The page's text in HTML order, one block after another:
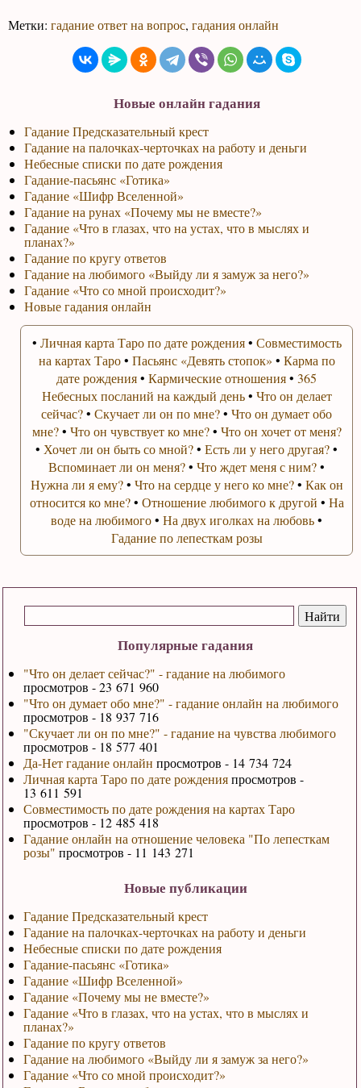
Популярные гадания
"Что он делает сейчас?" - гадание на любимого
просмотров - 23 671 960
"Что он думает обо мне?" - гадание онлайн на любимого
просмотров - 18 937 716
"Скучает ли он по мне?" - гадание на чувства любимого
просмотров - 18 577 401
Да-Нет гадание онлайн просмотров - 14 734 724
Личная карта Таро по дате рожденияпросмотров -
13 611 591
Совместимость по дате рождения на картах Таро
просмотров - 12 485 418
Гадание онлайн на отношение человека "По лепесткам
розы" просмотров - 11 143 271
Новые публикации
Гадание Предсказательный крест
Гадание на палочках-черточках на работу и деньги
Небесные списки по дате рождения
Гадание-пасьянс «Готика»
Гадание «Шифр Вселенной»
Гадание «Почему мы не вместе?»
Гадание «Что в глазах, что на устах, что в мыслях и
планах?»
Гадание по кругу ответов
Гадание на любимого «Выйду ли я замуж за него?»
Гадание «Что со мной происходит?»
Метки:гадание ответ на вопрос,гадания онлайн
Новые онлайн гадания
Гадание Предсказательный крест
Гадание на палочках-черточках на работу и деньги
Небесные списки по дате рождения
Гадание-пасьянс «Готика»
Гадание «Шифр Вселенной»
Гадание на рунах «Почему мы не вместе?»
Гадание «Что в глазах, что на устах, что в мыслях и
планах?»
Гадание по кругу ответов
Гадание на любимого «Выйду ли я замуж за него?»
Гадание «Что со мной происходит?»
Новые гадания онлайн
• Личная карта Таро по дате рождения• Совместимость
на картах Таро• Пасьянс «Девять стопок» • Карма по
дате рождения•Кармические отношения•365
Небесных посланий на каждый день• Что он делает
сейчас?•Скучает ли он по мне?•Что он думает обо
мне?• Что он чувствует ко мне?• Что он хочет от меня?
• Хочет ли он быть со мной?•Есть ли у него другая?•
Вспоминает ли он меня?•Что ждет меня с ним?•
Нужна ли я ему?• Что на сердце у него ко мне?• Как он
относится ко мне?• Отношение любимого к другой • На
воде на любимого•На двух иголках на любовь•
Гадание по лепесткам розы